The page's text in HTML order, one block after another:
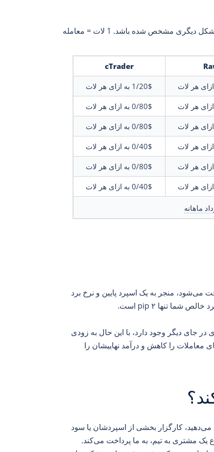
ریبیت‌های استرداد وجه به ازای هر پوزیشن بسته پرداخت می‌شود، مگر اینکه به شکل دیگری مشخص شده باشد. 1 لات = معامله
cTrader
هر لات 1/20$ به ازای هر لات
هر لات 0/80$ به ازای هر لات
هر لات 0/80$ به ازای هر لات
هر لات 0/40$ به ازای هر لات
هر لات 0/80$ به ازای هر لات
هر لات 0/40$ به ازای هر لات
ماهانه
منجر به یک اسپرد پایین و نرخ برد
در جای دیگر وجود دارد، با این حال به زودی
معاملات را کاهش و درآمد نهاییشان را
کارگزار بخشی از اسپردشان یا سود
یک مشتری به تیم، به ما پرداخت می‌کند.